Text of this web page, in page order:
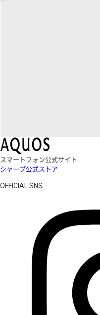
スマートフォン公式サイト
シャープ公式ストア
OFFICIAL SNS